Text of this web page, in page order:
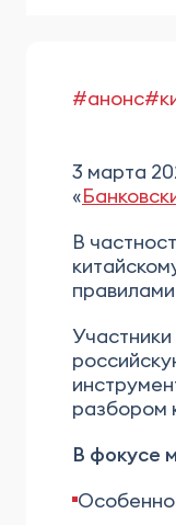
#анонс
3 марта
«
В
разбором
В фокусе